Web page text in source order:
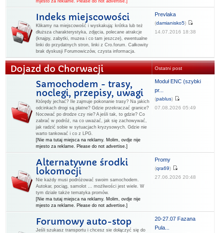
mjesto za reklame. Please do not advertise.]
Indeks miejscowości
Klikamy na miejscowość i wyskakują: krótka lub też
dłuższa charakterystyka, zdjęcia, polecane atrakcje
(knajpy, zabytki, muzea i co tam jeszcze), ewentualne
linki do przydatnych stron, linki z Cro.forum. Całkowity
brak dyskusji Forumowiczów, czysta informacja.
Prevlaka
(damianisko5)
14.07.2016 18:38
Dojazd do Chorwacji Ostatni post
Samochodem - trasy,
noclegi, przepisy, uwagi
Którędy jechać? Ile zajmuje pokonanie trasy? Na jakich
odcinkach drogi są płatne? Gdzie przekraczać granice?
Nocować po drodze czy nie? A jeśli tak, to gdzie? Co
zabrać w podróż, na co uważać, jak się zachowywać,
jak radzić sobie w sytuacjach kryzysowych. Gdzie nie
warto tankować i co z LPG.
[Nie ma tutaj miejsca na reklamy. Molim, ovdje nije
mjesto za reklame. Please do not advertise.]
Moduł ENC (szybki
pr...
(pablus)
07.08.2026 05:49
Alternatywne środki
lokomocji
Nie każdy musi podróżować swoim samochodem.
Autokar, pociąg, samolot ... możliwości jest wiele. W
tym dziale także tematyka promów.
[Nie ma tutaj miejsca na reklamy. Molim, ovdje nije
mjesto za reklame. Please do not advertise.]
Promy
(qra69)
27.06.2026 20:48
Forumowy auto-stop
Jeśli szukasz transportu i chcesz sie dołączyć się do
20-27.07 Fazana
Pula...